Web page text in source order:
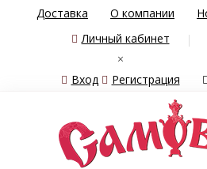
Доставка О компании
Личный кабинет
×
Вход
Регистрация